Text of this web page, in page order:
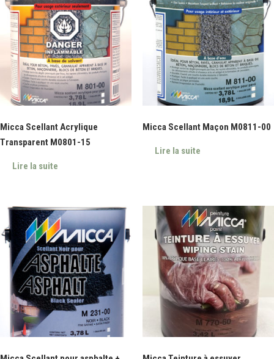
Micca Scellant Acrylique
Transparent M0801-15
Lire la suite
Micca Scellant Maçon M0811-00
Lire la suite